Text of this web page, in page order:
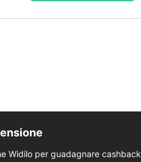
Widilo per guadagnare cashback